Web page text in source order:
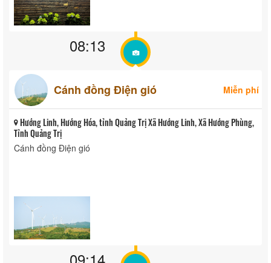
08:13
Cánh đồng Điện gió Miễn phí
Hướng Linh, Hướng Hóa, tỉnh Quảng Trị Xã Hướng Linh, Xã Hướng Phùng,
Tỉnh Quảng Trị
Cánh đồng Điện gió